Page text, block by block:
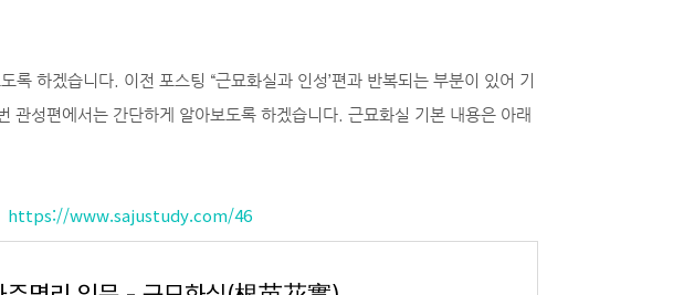
록 하겠습니다. 이전 포스팅 “근묘화실과 인성’편과 반복되는 부분이 있어 기
관성편에서는 간단하게 알아보도록 하겠습니다. 근묘화실 기본 내용은 아래
https://www.sajustudy.com/46